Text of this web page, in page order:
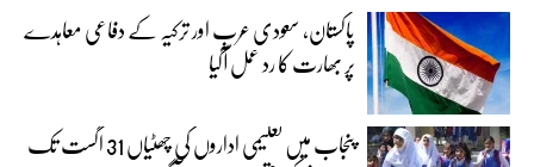
پاکستان، سعودی عرب اور ترکیہ کے دفاعی معاہدے
پر بھارت کا رد عمل آگیا
پنجاب میں تعلیمی اداروں کی چھٹیاں 31 اگست تک